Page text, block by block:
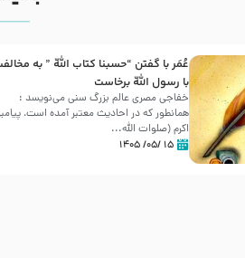
عُمَر با گفتن “حسبنا كتاب اللّه ” به
با رسول اللّه برخاست
خفاجی مصری عالم بزرگ سنی می‌نویسد :
همانطور که در احادیث معتبر آمده است،
اکرم (صلوات اللّه...
۱۵ /۰۵/ ۱۴۰۵